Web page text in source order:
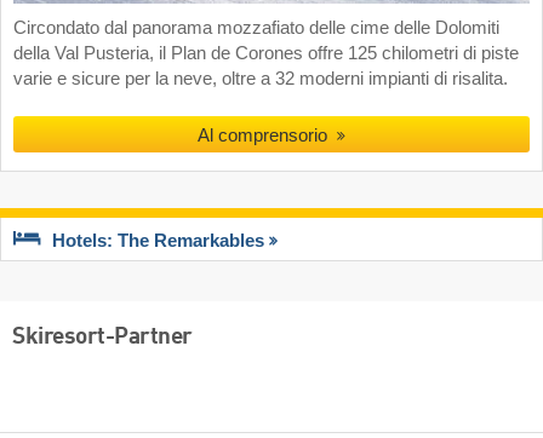
Circondato dal panorama mozzafiato delle cime delle Dolomiti
della Val Pusteria, il Plan de Corones offre 125 chilometri di piste
varie e sicure per la neve, oltre a 32 moderni impianti di risalita.
Al comprensorio
Hotels: The Remarkables
Skiresort-Partner